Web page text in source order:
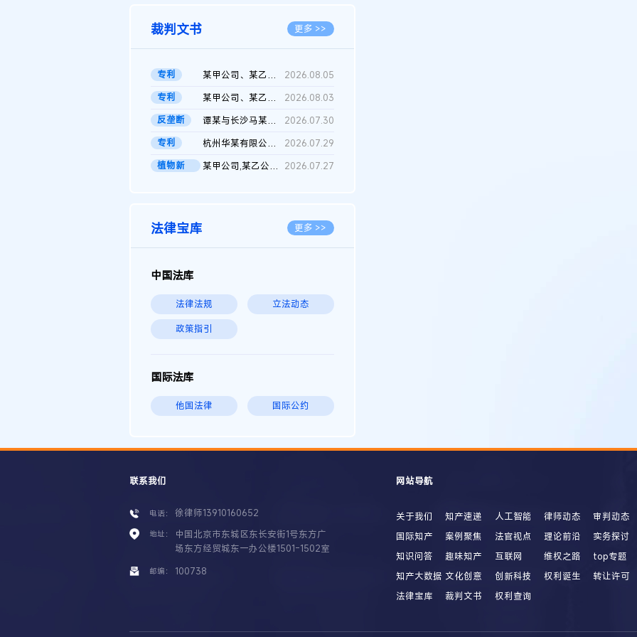
裁判文书 更多 >>
专利 某甲公司、某乙公司、某丙公司申请诉前行为保全复议裁定书
2026.08.05
专利
某甲公司、某乙公司、官某与某丙公司专利申请权权属纠纷 二审判决...
2026.08.03
反垄断
谭某与长沙马某堆农产品股份有限公司滥用市场支配地位纠纷二审裁...
2026.07.30
专利
杭州华某有限公司与菲某有限公司侵害发明专利权纠纷
2026.07.29
植物新
某甲公司,某乙公司,某门市部,某丙公司植物新品种临时保护期使用费... 2026.07.27
法律宝库 更多 >>
中国法库
法律法规 立法动态
政策指引
国际法库
他国法律 国际公约
联系我们
电话： 徐律师13910160652
地址：
中国北京市东城区东长安街1号东方广
场东方经贸城东一办公楼1501-1502室
邮编： 100738
网站导航
关于我们 知产速递 人工智能 律师动态
审判动态
国际知产
案例聚焦 法官视点 理论前沿
实务探讨
知识问答
趣味知产 互联网 维权之路
top专题
知产大数据 文化创意 创新科技 权利诞生
转让许可
法律宝库
裁判文书 权利查询